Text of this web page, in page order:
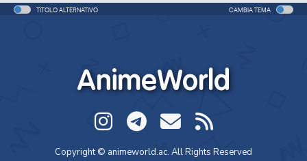
TITOLO ALTERNATIVO CAMBIA TEMA
AnimeWorld
Copyright © animeworld.ac. All Rights Reserved